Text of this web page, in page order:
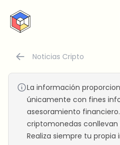
CryptoTicker
Noticias Cripto
La información
únicamente con fines
asesoramiento
criptomonedas conllevan
Realiza siempre tu propia